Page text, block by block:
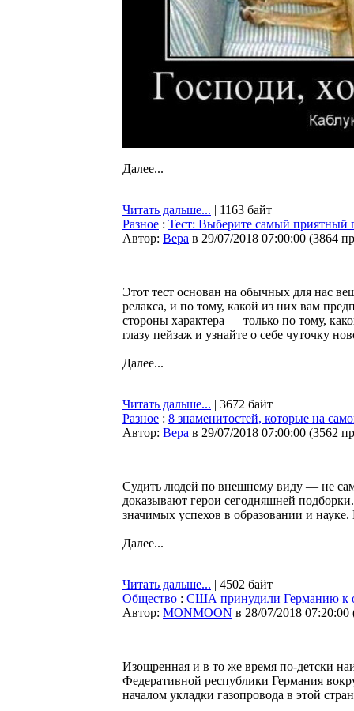
Далее...
Читать дальше... | 1163 байт
Разное : Тест: Выберите самый приятный
Автор: Bepa в 29/07/2018 07:00:00 (3864
Этот тест основан на обычных для нас
релакса, и по тому, какой из них вам
стороны характера — только по тому,
глазу пейзаж и узнайте о себе чуточку
Далее...
Читать дальше... | 3672 байт
Разное : 8 знаменитостей, которые на
Автор: Bepa в 29/07/2018 07:00:00 (3562
Судить людей по внешнему виду — не
доказывают герои сегодняшней
значимых успехов в образовании и
Далее...
Читать дальше... | 4502 байт
Общество : США принудили Германию к
Автор: MONMOON в 28/07/2018 07:20:00
Изощренная и в то же время по-детски
Федеративной республики Германия
началом укладки газопровода в этой